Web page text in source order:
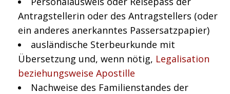
Antragstellerin oder des Antragstellers (oder
ein anderes anerkanntes Passersatzpapier)
ausländische Sterbeurkunde mit
Übersetzung und, wenn nötig, Legalisation
beziehungsweise Apostille
Nachweise des Familienstandes der